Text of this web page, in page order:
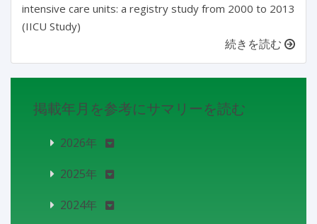
intensive care units: a registry study from 2000 to 2013
(IICU Study)
続きを読む
掲載年月を参考にサマリーを読む
2026年
2025年
2024年